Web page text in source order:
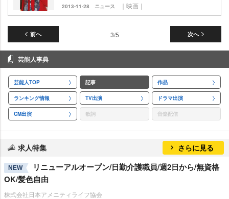
2013-11-28 ニュース ｜映画｜
前へ 次へ
3/5
芸能人事典
芸能人TOP 記事 作品
ランキング情報 TV出演 ドラマ出演
CM出演 歌詞 音楽配信
求人特集 さらに見る
NEW
リニューアルオープン/日勤介護職員/週2日から/無資格
OK/髪色自由
株式会社日本アメニティライフ協会